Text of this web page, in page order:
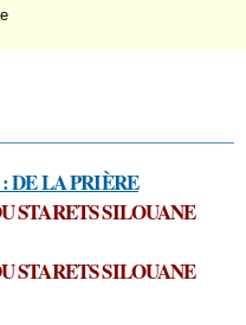
DE LA PRIÈRE
STARETS SILOUANE
STARETS SILOUANE